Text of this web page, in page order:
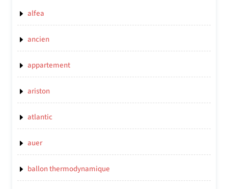
alfea
ancien
appartement
ariston
atlantic
auer
ballon thermodynamique